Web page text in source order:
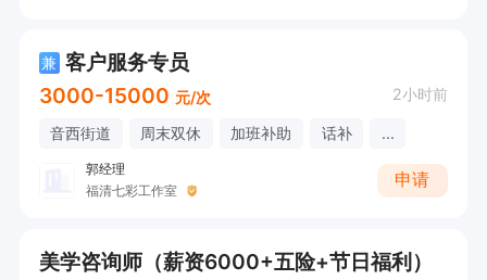
兼 客户服务专员
3000-15000 元/次 2小时前
音西街道 周末双休 加班补助 话补 ...
郭经理
福清七彩工作室
申请
美学咨询师（薪资6000+五险+节日福利）